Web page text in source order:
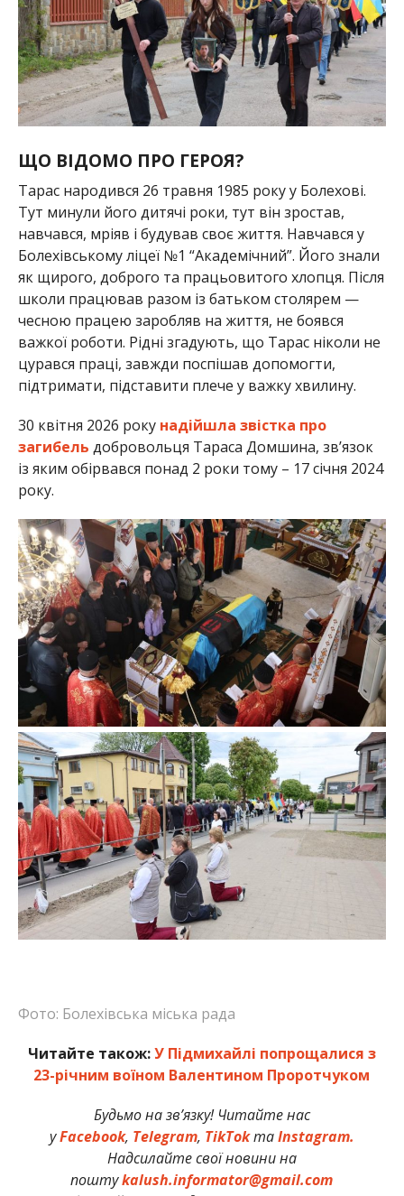
ЩО ВІДОМО ПРО ГЕРОЯ?
Тарас народився 26 травня 1985 року у Болехові.
Тут минули його дитячі роки, тут він зростав,
навчався, мріяв і будував своє життя. Навчався у
Болехівському ліцеї №1 “Академічний”. Його знали
як щирого, доброго та працьовитого хлопця. Після
школи працював разом із батьком столярем —
чесною працею заробляв на життя, не боявся
важкої роботи. Рідні згадують, що Тарас ніколи не
цурався праці, завжди поспішав допомогти,
підтримати, підставити плече у важку хвилину.
30 квітня 2026 року надійшла звістка про
загибель добровольця Тараса Домшина, зв’язок
із яким обірвався понад 2 роки тому – 17 січня 2024
року.
Фото: Болехівська міська рада
Читайте також:У Підмихайлі попрощалися з
23-річним воїном Валентином Проротчуком
Будьмо на зв’язку! Читайте нас
уFacebook, Telegram, TikTokтаInstagram.
Надсилайте свої новини на
поштуkalush.informator@gmail.com